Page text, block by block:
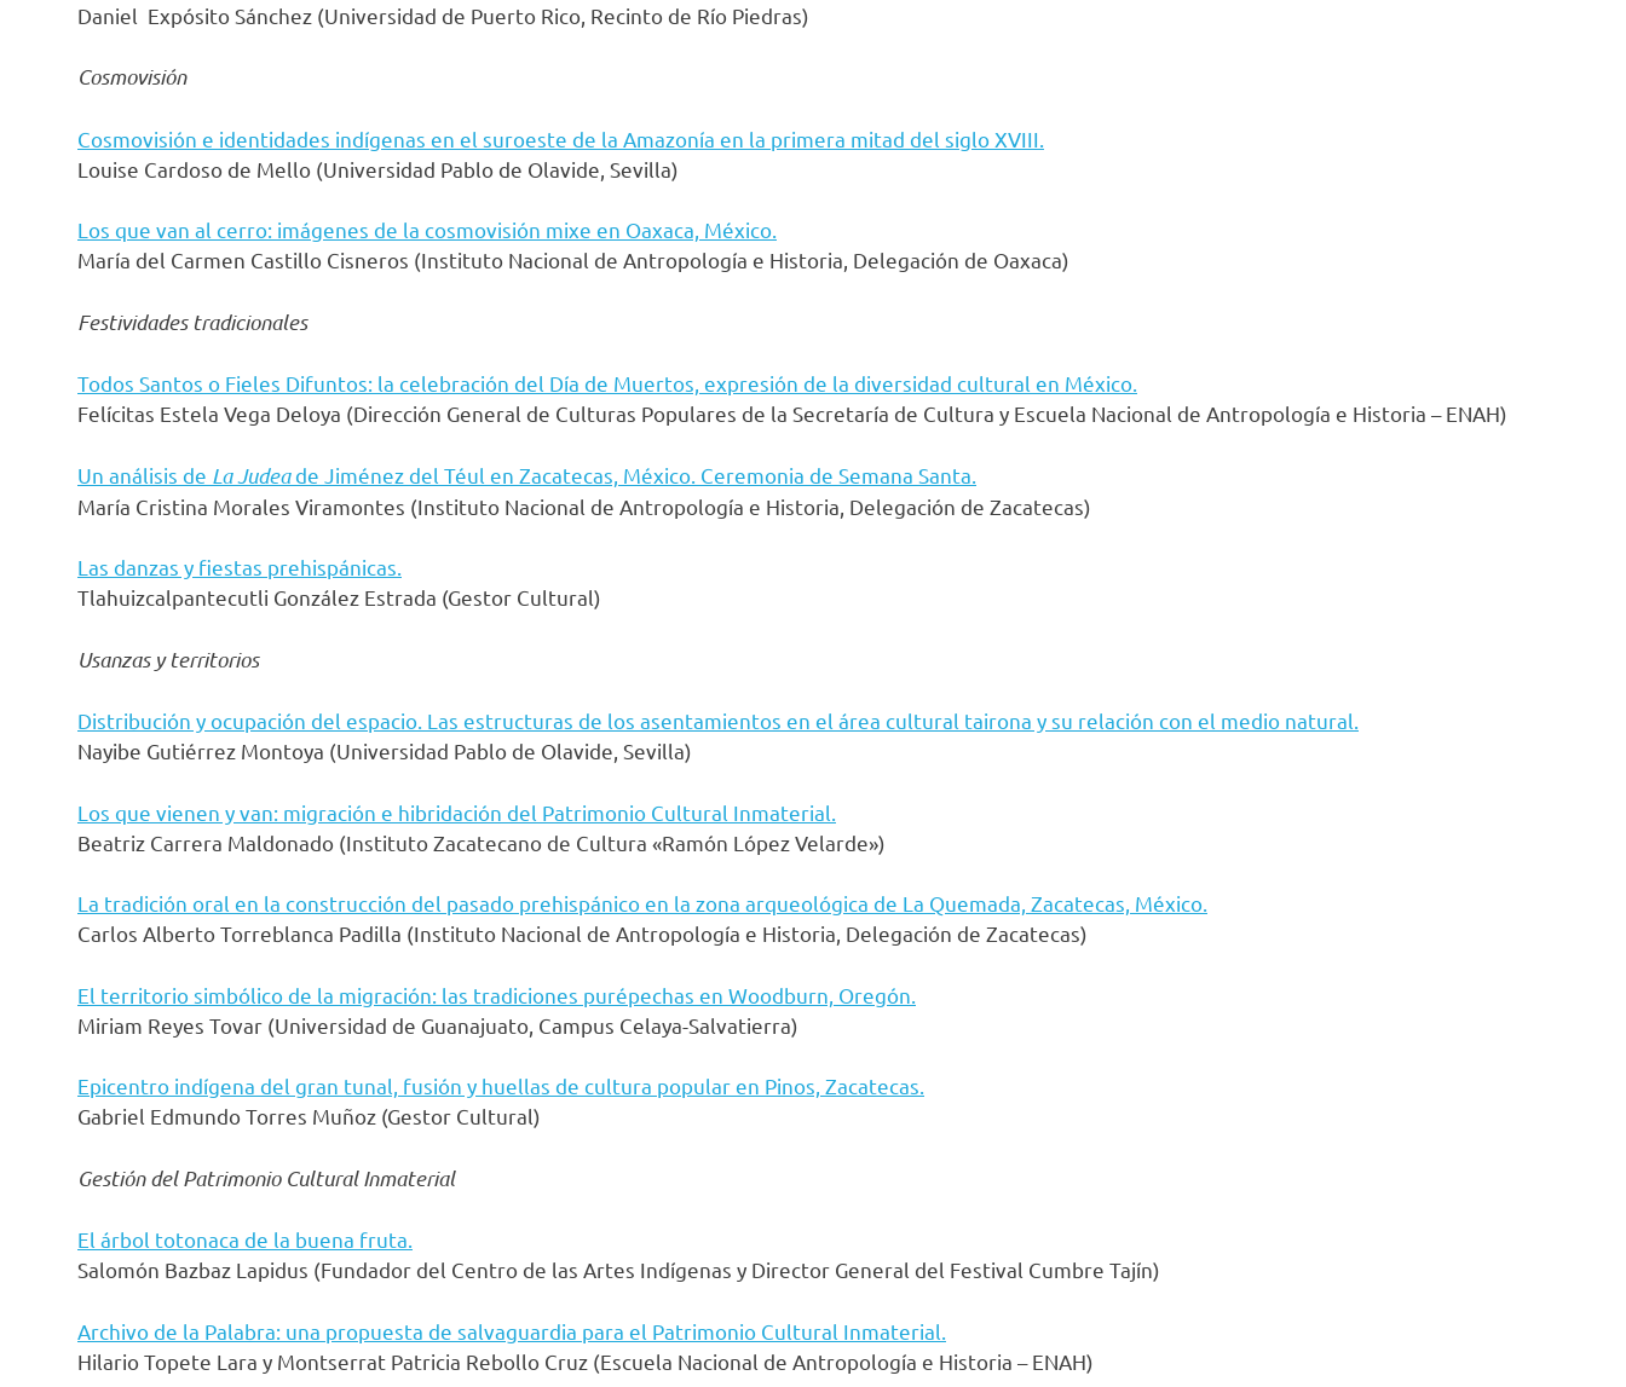
Daniel Expósito Sánchez (Universidad de Puerto Rico, Recinto de Río Piedras)
Cosmovisión
Cosmovisión e identidades indígenas en el suroeste de la Amazonía en la primera mitad del siglo XVIII.
Louise Cardoso de Mello (Universidad Pablo de Olavide, Sevilla)
Los que van al cerro: imágenes de la cosmovisión mixe en Oaxaca, México.
María del Carmen Castillo Cisneros (Instituto Nacional de Antropología e Historia, Delegación de Oaxaca)
Festividades tradicionales
Todos Santos o Fieles Difuntos: la celebración del Día de Muertos, expresión de la diversidad cultural en México.
Felícitas Estela Vega Deloya (Dirección General de Culturas Populares de la Secretaría de Cultura y Escuela Nacional de Antropología e Historia – ENAH)
Un análisis de La Judeade Jiménez del Téul en Zacatecas, México. Ceremonia de Semana Santa.
María Cristina Morales Viramontes (Instituto Nacional de Antropología e Historia, Delegación de Zacatecas)
Las danzas y fiestas prehispánicas.
Tlahuizcalpantecutli González Estrada (Gestor Cultural)
Usanzas y territorios
Distribución y ocupación del espacio. Las estructuras de los asentamientos en el área cultural tairona y su relación con el medio natural.
Nayibe Gutiérrez Montoya (Universidad Pablo de Olavide, Sevilla)
Los que vienen y van: migración e hibridación del Patrimonio Cultural Inmaterial.
Beatriz Carrera Maldonado (Instituto Zacatecano de Cultura «Ramón López Velarde»)
La tradición oral en la construcción del pasado prehispánico en la zona arqueológica de La Quemada, Zacatecas, México.
Carlos Alberto Torreblanca Padilla (Instituto Nacional de Antropología e Historia, Delegación de Zacatecas)
El territorio simbólico de la migración: las tradiciones purépechas en Woodburn, Oregón.
Miriam Reyes Tovar (Universidad de Guanajuato, Campus Celaya-Salvatierra)
Epicentro indígena del gran tunal, fusión y huellas de cultura popular en Pinos, Zacatecas.
Gabriel Edmundo Torres Muñoz (Gestor Cultural)
Gestión del Patrimonio Cultural Inmaterial
El árbol totonaca de la buena fruta.
Salomón Bazbaz Lapidus (Fundador del Centro de las Artes Indígenas y Director General del Festival Cumbre Tajín)
Archivo de la Palabra: una propuesta de salvaguardia para el Patrimonio Cultural Inmaterial.
Hilario Topete Lara y Montserrat Patricia Rebollo Cruz (Escuela Nacional de Antropología e Historia – ENAH)